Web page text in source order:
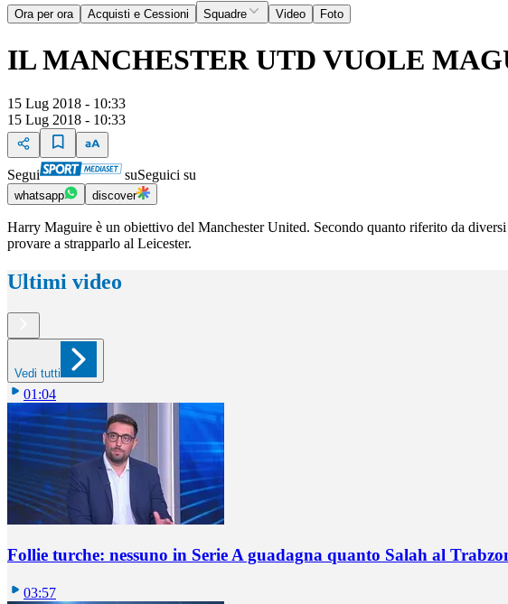
Ora per ora Acquisti e Cessioni Squadre Video Foto
IL MANCHESTER UTD VUOLE
15 Lug 2018 - 10:33
15 Lug 2018 - 10:33
Segui suSeguici su
whatsapp discover
Harry Maguire è un obiettivo del Manchester United. Secondo quanto riferito da
provare a strapparlo al Leicester.
Ultimi video
Vedi tutti
01:04
Follie turche: nessuno in Serie A guadagna quanto Salah al
03:57